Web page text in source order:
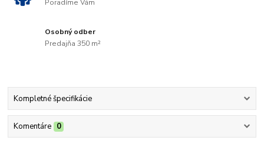
Poradíme Vám
Osobný odber
Predajňa 350 m²
Kompletné špecifikácie
Komentáre 0